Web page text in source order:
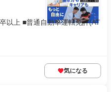
以上 ■普通自動車運転免許(AT
気になる